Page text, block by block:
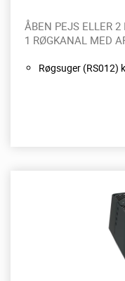
ÅBEN PEJS ELLER 2
1 RØGKANAL MED
Røgsuger (RS012)